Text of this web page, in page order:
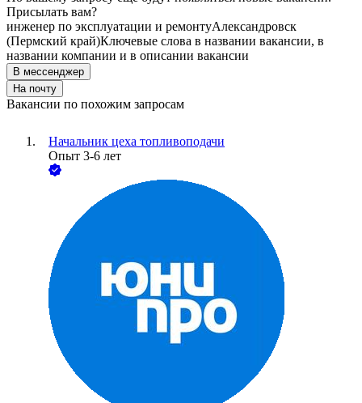
Присылать вам?
инженер по эксплуатации и ремонтуАлександровск
(Пермский край)Ключевые слова в названии вакансии, в
названии компании и в описании вакансии
В мессенджер
На почту
Вакансии по похожим запросам
Начальник цеха топливоподачи
Опыт 3-6 лет